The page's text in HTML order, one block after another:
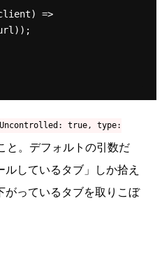
) =>
));
true, type:
と。デフォルトの引数だ
ルしているタブ」しか拾え
がっているタブを取りこぼ